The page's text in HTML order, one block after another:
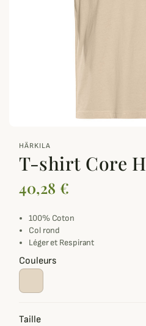
HÄRKILA
T-shirt Core
40,28 €
100% Coton
Col rond
Léger et Respirant
Couleurs
Taille